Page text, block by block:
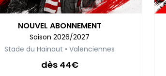
NOUVEL ABONNEMENT
Saison 2026/2027
Stade du Hainaut • Valenciennes
dès 44€